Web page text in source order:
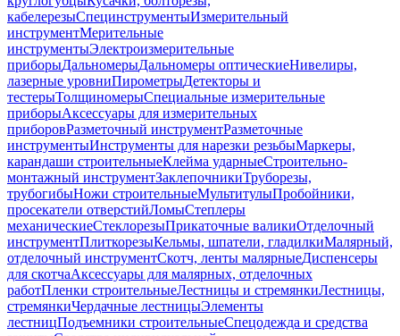
кабелерезыСпецинструментыИзмерительный
инструментМерительные
инструментыЭлектроизмерительные
приборыДальномерыДальномеры оптическиеНивелиры,
лазерные уровниПирометрыДетекторы и
тестерыТолщиномерыСпециальные измерительные
приборыАксессуары для измерительных
приборовРазметочный инструментРазметочные
инструментыИнструменты для нарезки резьбыМаркеры,
карандаши строительныеКлейма ударныеСтроительно-
монтажный инструментЗаклепочникиТруборезы,
трубогибыНожи строительныеМультитулыПробойники,
просекатели отверстийЛомыСтеплеры
механическиеСтеклорезыПрикаточные валикиОтделочный
инструментПлиткорезыКельмы, шпатели, гладилкиМалярный,
отделочный инструментСкотч, ленты малярныеДиспенсеры
для скотчаАксессуары для малярных, отделочных
работПленки строительныеЛестницы и стремянкиЛестницы,
стремянкиЧердачные лестницыЭлементы
лестницПодъемники строительныеСпецодежда и средства